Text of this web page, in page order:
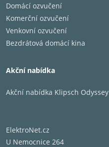
Domácí ozvučení
Komerční ozvučení
Venkovní ozvučení
Bezdrátová domácí kina
Akční nabídka
Akční nabídka Klipsch Odyssey
ElektroNet.cz
U Nemocnice 264